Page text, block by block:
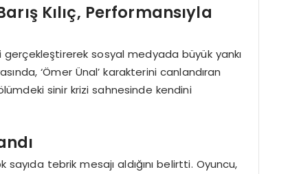
Kılıç, Performansıyla
gerçekleştirerek sosyal medyada büyük yankı
‘Ömer Ünal’ karakterini canlandıran
sinir krizi sahnesinde kendini
sayıda tebrik mesajı aldığını belirtti. Oyuncu,